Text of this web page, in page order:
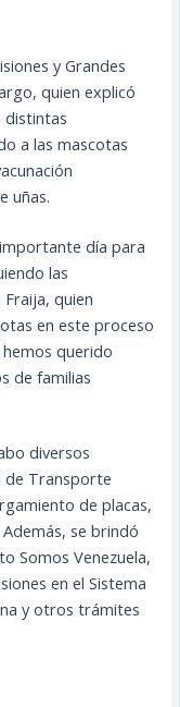
y Grandes
quien explicó
distintas
a las mascotas
uñas.
día para
las
quien
en este proceso
querido
de familias
diversos
de Transporte
de placas,
se brindó
Somos Venezuela,
en el Sistema
y otros trámites